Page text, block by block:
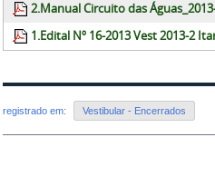
2.Manual Circuito das
1.Edital Nº 16-2013 Vest 2013-2
registrado em: Vestibular - Encerrados